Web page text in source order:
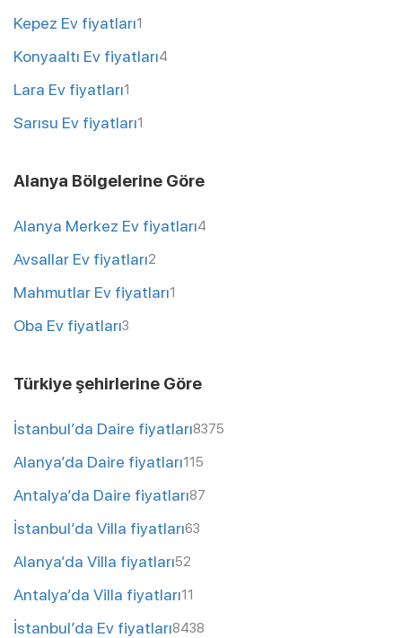
Kepez Ev fiyatları1
Konyaaltı Ev fiyatları4
Lara Ev fiyatları1
Sarısu Ev fiyatları1
Alanya Bölgelerine Göre
Alanya Merkez Ev fiyatları4
Avsallar Ev fiyatları2
Mahmutlar Ev fiyatları1
Oba Ev fiyatları3
Türkiye şehirlerine Göre
İstanbul’da Daire fiyatları8375
Alanya’da Daire fiyatları115
Antalya’da Daire fiyatları87
İstanbul’da Villa fiyatları63
Alanya’da Villa fiyatları52
Antalya’da Villa fiyatları11
İstanbul’da Ev fiyatları8438